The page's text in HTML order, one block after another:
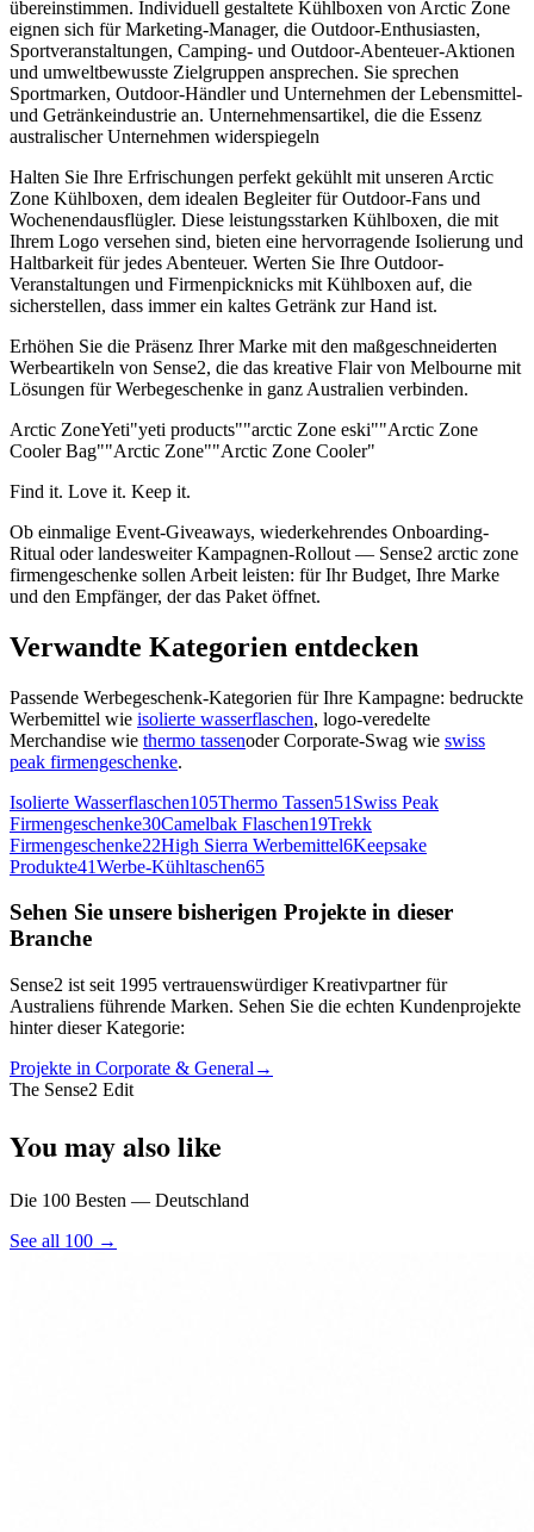
übereinstimmen. Individuell gestaltete Kühlboxen von Arctic Zone
eignen sich für Marketing-Manager, die Outdoor-Enthusiasten,
Sportveranstaltungen, Camping- und Outdoor-Abenteuer-Aktionen
und umweltbewusste Zielgruppen ansprechen. Sie sprechen
Sportmarken, Outdoor-Händler und Unternehmen der Lebensmittel-
und Getränkeindustrie an. Unternehmensartikel, die die Essenz
australischer Unternehmen widerspiegeln
Halten Sie Ihre Erfrischungen perfekt gekühlt mit unseren Arctic
Zone Kühlboxen, dem idealen Begleiter für Outdoor-Fans und
Wochenendausflügler. Diese leistungsstarken Kühlboxen, die mit
Ihrem Logo versehen sind, bieten eine hervorragende Isolierung und
Haltbarkeit für jedes Abenteuer. Werten Sie Ihre Outdoor-
Veranstaltungen und Firmenpicknicks mit Kühlboxen auf, die
sicherstellen, dass immer ein kaltes Getränk zur Hand ist.
Erhöhen Sie die Präsenz Ihrer Marke mit den maßgeschneiderten
Werbeartikeln von Sense2, die das kreative Flair von Melbourne mit
Lösungen für Werbegeschenke in ganz Australien verbinden.
Arctic ZoneYeti"yeti products""arctic Zone eski""Arctic Zone
Cooler Bag""Arctic Zone""Arctic Zone Cooler"
Find it. Love it. Keep it.
Ob einmalige Event-Giveaways, wiederkehrendes Onboarding-
Ritual oder landesweiter Kampagnen-Rollout — Sense2 arctic zone
firmengeschenke sollen Arbeit leisten: für Ihr Budget, Ihre Marke
und den Empfänger, der das Paket öffnet.
Verwandte Kategorien entdecken
Passende Werbegeschenk-Kategorien für Ihre Kampagne: bedruckte
Werbemittel wie isolierte wasserflaschen, logo-veredelte
Merchandise wie thermo tassenoder Corporate-Swag wie swiss
peak firmengeschenke.
Isolierte Wasserflaschen105Thermo Tassen51 Swiss Peak
Firmengeschenke30Camelbak Flaschen19Trekk
Firmengeschenke22High Sierra Werbemittel6Keepsake
Produkte41Werbe-Kühltaschen65
Sehen Sie unsere bisherigen Projekte in dieser
Branche
Sense2 ist seit 1995 vertrauenswürdiger Kreativpartner für
Australiens führende Marken. Sehen Sie die echten Kundenprojekte
hinter dieser Kategorie:
Projekte in Corporate & General →
The Sense2 Edit
You may also like
Die 100 Besten — Deutschland
See all 100 →